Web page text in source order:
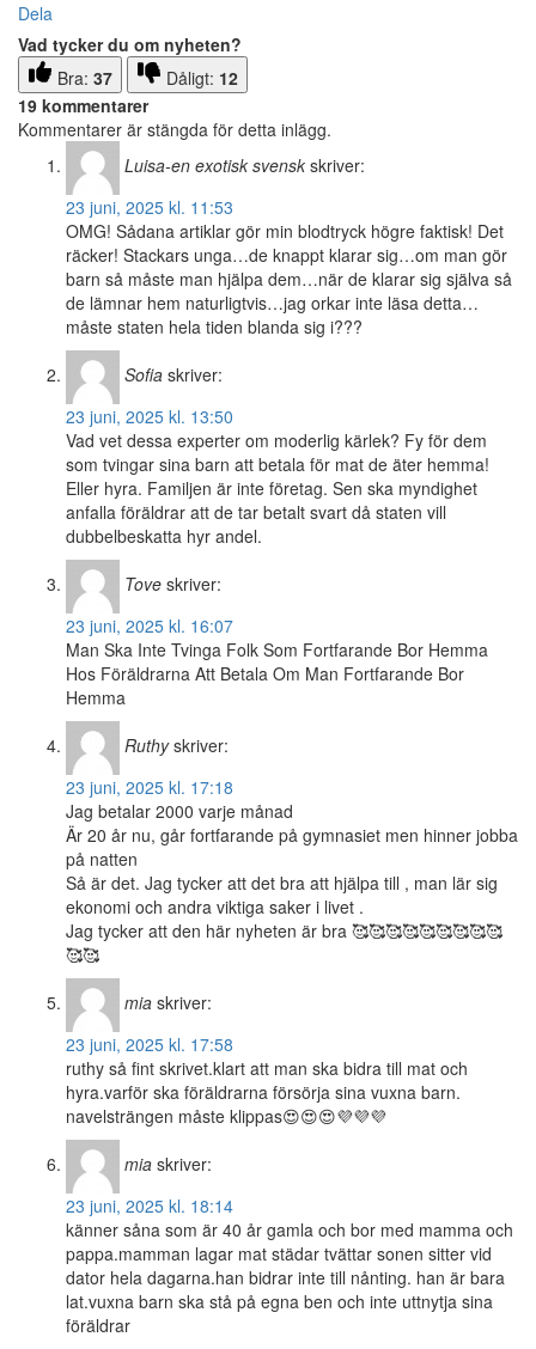
Dela
Vad tycker du om nyheten?
Bra: 37 Dåligt: 12
19 kommentarer
Kommentarer är stängda för detta inlägg.
Luisa-en exotisk svensk skriver:
23 juni, 2025 kl. 11:53
OMG! Sådana artiklar gör min blodtryck högre faktisk! Det
räcker! Stackars unga…de knappt klarar sig…om man gör
barn så måste man hjälpa dem…när de klarar sig själva så
de lämnar hem naturligtvis…jag orkar inte läsa detta…
måste staten hela tiden blanda sig i???
Sofia skriver:
23 juni, 2025 kl. 13:50
Vad vet dessa experter om moderlig kärlek? Fy för dem
som tvingar sina barn att betala för mat de äter hemma!
Eller hyra. Familjen är inte företag. Sen ska myndighet
anfalla föräldrar att de tar betalt svart då staten vill
dubbelbeskatta hyr andel.
Tove skriver:
23 juni, 2025 kl. 16:07
Man Ska Inte Tvinga Folk Som Fortfarande Bor Hemma
Hos Föräldrarna Att Betala Om Man Fortfarande Bor
Hemma
Ruthy skriver:
23 juni, 2025 kl. 17:18
Jag betalar 2000 varje månad
Är 20 år nu, går fortfarande på gymnasiet men hinner jobba
på natten
Så är det. Jag tycker att det bra att hjälpa till , man lär sig
ekonomi och andra viktiga saker i livet .
Jag tycker att den här nyheten är bra 🥰🥰🥰🥰🥰🥰🥰🥰🥰
🥰🥰
mia skriver:
23 juni, 2025 kl. 17:58
ruthy så fint skrivet.klart att man ska bidra till mat och
hyra.varför ska föräldrarna försörja sina vuxna barn.
navelsträngen måste klippas😍😍😍💜💜💜
mia skriver:
23 juni, 2025 kl. 18:14
känner såna som är 40 år gamla och bor med mamma och
pappa.mamman lagar mat städar tvättar sonen sitter vid
dator hela dagarna.han bidrar inte till nånting. han är bara
lat.vuxna barn ska stå på egna ben och inte uttnytja sina
föräldrar